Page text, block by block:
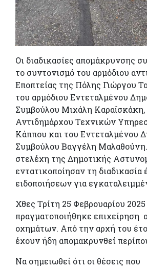
Οι διαδικασίες απομάκρυνσης
το συντονισμό του αρμόδιου
Εποπτείας της Πόλης Γιώργου
του αρμόδιου Εντεταλμένου
Συμβούλου Μιχάλη Καραϊσκάκη,
Αντιδημάρχου Τεχνικών
Κάππου και του Εντεταλμένου
Συμβούλου Βαγγέλη
στελέχη της Δημοτικής
εντατικοποίησαν τη διαδικασία
ειδοποιήσεων για
Χθες Τρίτη 25 Φεβρουαρίου 2025
πραγματοποιήθηκε επιχείρηση
οχημάτων. Από την αρχή του
έχουν ήδη απομακρυνθεί
Να σημειωθεί ότι οι θέσεις που